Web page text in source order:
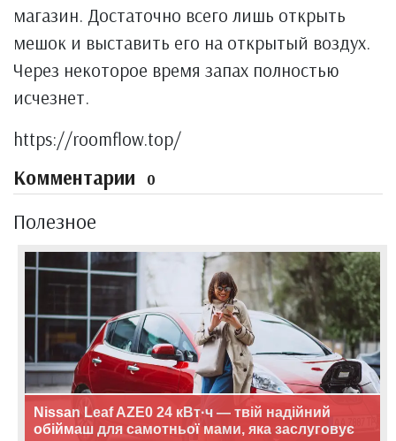
магазин. Достаточно всего лишь открыть
мешок и выставить его на открытый воздух.
Через некоторое время запах полностью
исчезнет.
https://roomflow.top/
Комментарии 0
Полезное
Nissan Leaf AZE0 24 кВт·ч — твій надійний
обіймаш для самотньої мами, яка заслуговує